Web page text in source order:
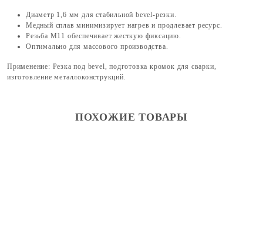
Диаметр 1,6 мм для стабильной bevel-резки.
Медный сплав минимизирует нагрев и продлевает ресурс.
Резьба M11 обеспечивает жесткую фиксацию.
Оптимально для массового производства.
Применение: Резка под bevel, подготовка кромок для сварки,
изготовление металлоконструкций.
ПОХОЖИЕ ТОВАРЫ